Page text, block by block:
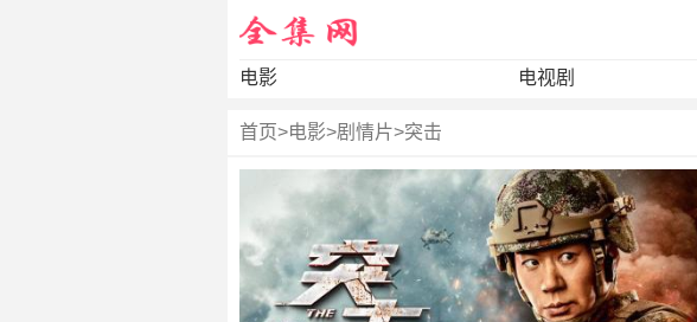
电影 电视剧
首页>电影>剧情片>突击